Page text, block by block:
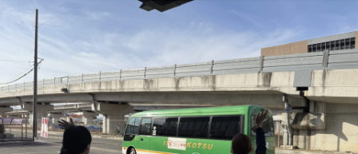
家づくり学校とは
お悩み・相談事例
よくある質問
ご利用者の声・実例